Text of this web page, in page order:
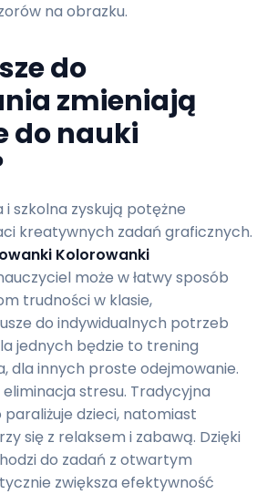
na obrazku.
do
zmieniają
do nauki
i szkolna zyskują potężne
kreatywnych zadań graficznych.
Kolorowanki
może w łatwy sposób
trudności w klasie,
do indywidualnych potrzeb
jednych będzie to trening
dla innych proste odejmowanie.
stresu. Tradycyjna
dzieci, natomiast
się z relaksem i zabawą. Dzięki
do zadań z otwartym
zwiększa efektywność